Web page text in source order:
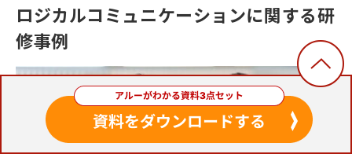
ロジカルコミュニケーションに関する研
修事例